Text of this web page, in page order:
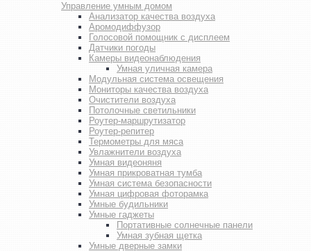
Управление умным домом
Анализатор качества воздуха
Аромодиффузор
Голосовой помощник с дисплеем
Датчики погоды
Камеры видеонаблюдения
Умная уличная камера
Модульная система освещения
Мониторы качества воздуха
Очистители воздуха
Потолочные светильники
Роутер-маршрутизатор
Роутер-репитер
Термометры для мяса
Увлажнители воздуха
Умная видеоняня
Умная прикроватная тумба
Умная система безопасности
Умная цифровая фоторамка
Умные будильники
Умные гаджеты
Портативные солнечные панели
Умная зубная щетка
Умные дверные замки